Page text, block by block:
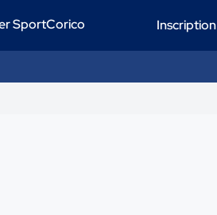
SportCorico Inscription